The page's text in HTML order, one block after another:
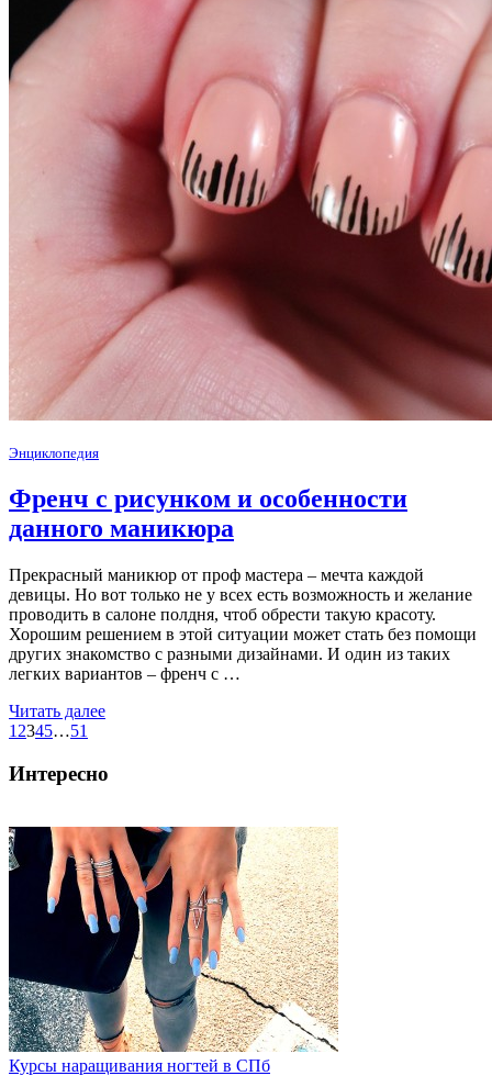
Энциклопедия
Френч с рисунком и особенности
данного маникюра
Прекрасный маникюр от проф мастера – мечта каждой
девицы. Но вот только не у всех есть возможность и желание
проводить в салоне полдня, чтоб обрести такую красоту.
Хорошим решением в этой ситуации может стать без помощи
других знакомство с разными дизайнами. И один из таких
легких вариантов – френч с …
Читать далее
1 2345…51
Интересно
Курсы наращивания ногтей в СПб